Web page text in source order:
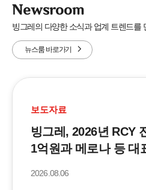
Newsroom
빙그레의 다양한 소식과 업계 트렌드를
뉴스룸 바로가기
보도자료
빙그레, 2026년 RCY
1억원과 메로나 등 대
2026.08.06